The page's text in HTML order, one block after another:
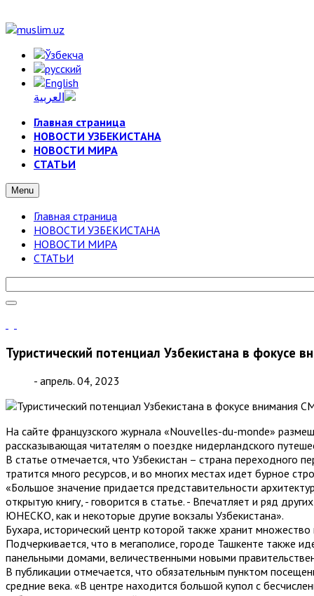
Главная страница
НОВОСТИ УЗБЕКИСТАНА
НОВОСТИ МИРА
СТАТЬИ
Menu
Главная страница
НОВОСТИ УЗБЕКИСТАНА
НОВОСТИ МИРА
СТАТЬИ
Туристический потенциал Узбекистана в фокусе
- апрель. 04, 2023
На сайте французского журнала «Nouvelles-du-monde»
рассказывающая читателям о поездке нидерландского
В статье отмечается, что Узбекистан – страна переходного
тратится много ресурсов, и во многих местах идет бурное
«Большое значение придается представительности
открытую книгу, - говорится в статье. - Впечатляет и ряд
ЮНЕСКО, как и некоторые другие вокзалы Узбекистана».
Бухара, исторический центр которой также хранит
Подчеркивается, что в мегаполисе, городе Ташкенте также
панельными домами, величественными новыми
В публикации отмечается, что обязательным пунктом
средние века. «В центре находится большой купол с